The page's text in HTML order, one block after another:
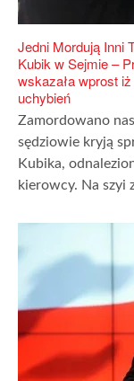
Jedni Mordują Inni
Kubik w Sejmie –
wskazała wprost
uchybień
Zamordowano
sędziowie kryją
Kubika,
kierowcy. Na szyi